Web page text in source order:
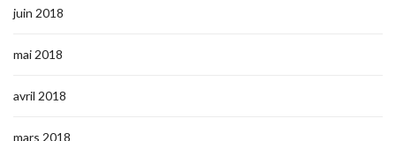
juin 2018
mai 2018
avril 2018
mars 2018